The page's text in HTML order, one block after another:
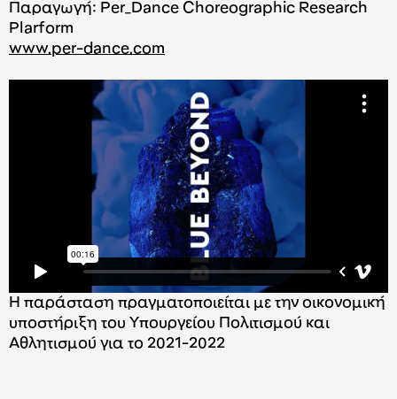
Παραγωγή: Per_Dance Choreographic Research
Plarform
www.per-dance.com
Η παράσταση πραγματοποιείται με την οικονομική
υποστήριξη του Υπουργείου Πολιτισμού και
Αθλητισμού για το 2021-2022